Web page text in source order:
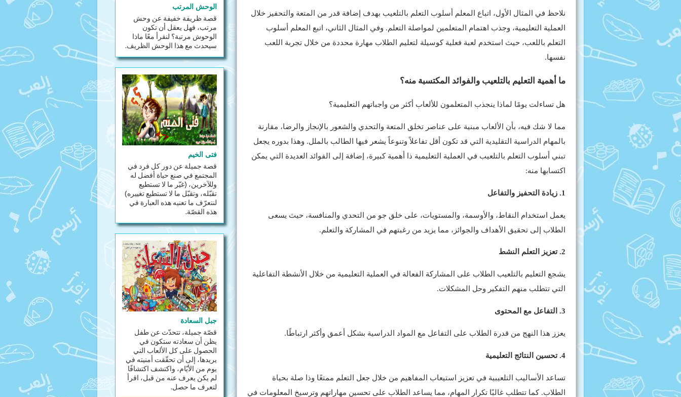
نلاحظ في المثال الأول، اتباع المعلم أسلوب التعلم بالتلعيب بهدف إضافة قدر من المتعة والتحفيز خلال
العملية التعليمية، وجذب اهتمام المتعلمين لمواصلة التعلم. وفي المثال الثاني، اتبع المعلم أسلوب
التعلم باللعب، حيث استخدم لعبة فعلية كوسيلة لتعليم الطلاب مهارة محددة من خلال تجربة اللعب
نفسها.
ما أهمية التعليم بالتلعيب والفوائد المكتسبة منه؟
هل تساءلت يومًا لماذا ينجذب المتعلمون للألعاب أكثر من واجباتهم التعليمية؟
مما لا شك فيه، بأن الألعاب مبنية على عناصر تخلق المتعة والتحدي والشعور بالإنجاز والرضا، مقارنة
بالمهام الدراسية التقليدية التي قد تكون أقل تفاعلاً وتنوعاً يشعر فيها الطالب بالملل. وهذا بدوره يجعل
تبني أسلوب التعلم بالتلعيب في العملية التعليمية ذا أهمية كبيرة، إضافة إلى الفوائد العديدة التي يمكن
اكتسابها منه:
1. زيادة التحفيز والتفاعل
يعمل استخدام النقاط، والأوسمة، والمستويات، على خلق جو من التحدي والمنافسة، حيث يسعى
الطلاب إلى تحقيق الأهداف والجوائز، مما يزيد من رغبتهم في المشاركة والتعلم.
2. تعزيز التعلم النشط
يشجع التعليم بالتلعيب الطلاب على المشاركة الفعالة في العملية التعليمية من خلال الأنشطة التفاعلية
التي تتطلب منهم التفكير وحل المشكلات.
3. التفاعل مع المحتوى
يعزز هذا النهج من قدرة الطلاب على التفاعل مع المواد الدراسية بشكل أعمق وأكثر ارتباطًا.
4. تحسين النتائج التعليمية
تساعد الأساليب التلعيبية في تعزيز استيعاب المفاهيم من خلال جعل التعلم ممتعًا وذا صلة بحياة
الطلاب. كما تتطلب غالبًا تكرار المهام، مما يساعد الطلاب على تحسين مهاراتهم وترسيخ المعلومات في
الوحش المرتب
قصة ظريفة خفيفة عن وحش
مرتب، فهل يعقل أن تكون
الوحوش مرتبة؟ لنقرأ معًا ماذا
سيحدث مع هذا الوحش الظريف.
فتى الخيم
قصة جميلة عن دور كل فرد في
المجتمع في صنع حياة أفضل له
وللآخرين، (غيّر ما لا تستطيع
تقبّله، وتقبّل ما لا تستطيع تغييره)
لنتعرّف ما تعنيه هذه العبارة في
هذه القصّة.
جبل السعادة
قصّة جميلة، تتحدّث عن طفل
يظن أن سعادته ستكون في
الحصول على كل الألعاب التي
يريدها، إلى أن تحقّقت أمنيته في
يوم من الأيّام، واكتشف اكتشافًا
لم يكن يعرف عنه من قبل، اقرأ
لتعرف ما حصل.